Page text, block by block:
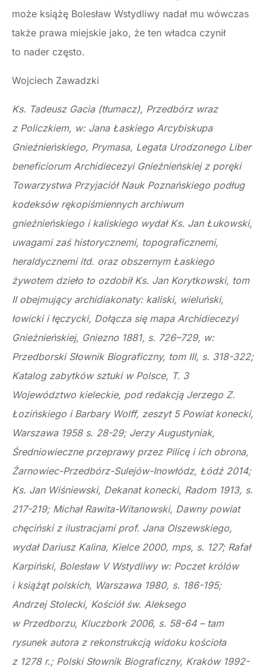
może książę Bolesław Wstydliwy nadał mu wówczas
także prawa miejskie jako, że ten władca czynił
to nader często.
Wojciech Zawadzki
Ks. Tadeusz Gacia (tłumacz), Przedbórz wraz
z Policzkiem, w: Jana Łaskiego Arcybiskupa
Gnieźnieńskiego, Prymasa, Legata Urodzonego Liber
bene­ficiorum Archidiecezyi Gnieźnieńskiej z poręki
Towarzystwa Przyjaciół Nauk Poznań­skiego podług
kodeksów rękopiśmiennych archiwum
gnieźnieńskiego i kaliskiego wydał Ks. Jan Łukowski,
uwagami zaś historycznemi, topograficznemi,
heraldycznemi itd. oraz obszernym Łaskiego
żywotem dzieło to ozdobił Ks. Jan Korytkowski, tom
II obejmujący archidiakonaty: kaliski, wieluński,
łowicki i łęczycki, Dołącza się mapa Archidiecezyi
Gnieźnieńskiej, Gniezno 1881, s. 726–729, w:
Przedborski Słownik Biograficzny, tom III, s. 318-322;
Katalog zabytków sztuki w Polsce, T. 3
Województwo kieleckie, pod redakcją Jerzego Z.
Łozińskiego i Barbary Wolff, zeszyt 5 Powiat konecki,
Warszawa 1958 s. 28-29; Jerzy Augustyniak,
Średniowieczne przeprawy przez Pilicę i ich obrona,
Żarnowiec-Przedbórz-Sulejów-Inowłódz, Łódź 2014;
Ks. Jan Wiśniewski, Dekanat konecki, Radom 1913, s.
217-219; Michał Rawita-Witanowski, Dawny powiat
chęciński z ilustracjami prof. Jana Olszewskiego,
wydał Dariusz Kalina, Kielce 2000, mps, s. 127; Rafał
Karpiński, Bolesław V Wstydliwy w: Poczet królów
i książąt polskich, Warszawa 1980, s. 186-195;
Andrzej Stolecki, Kościół św. Aleksego
w Przedborzu, Kluczbork 2006, s. 58-64 – tam
rysunek autora z rekonstrukcją widoku kościoła
z 1278 r.; Polski Słownik Biograficzny, Kraków 1992-